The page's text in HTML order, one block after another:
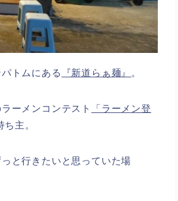
トムにある 『新道らぁ麺』 。
ーメンコンテスト
「ラーメン登
主。
と行きたいと思っていた場